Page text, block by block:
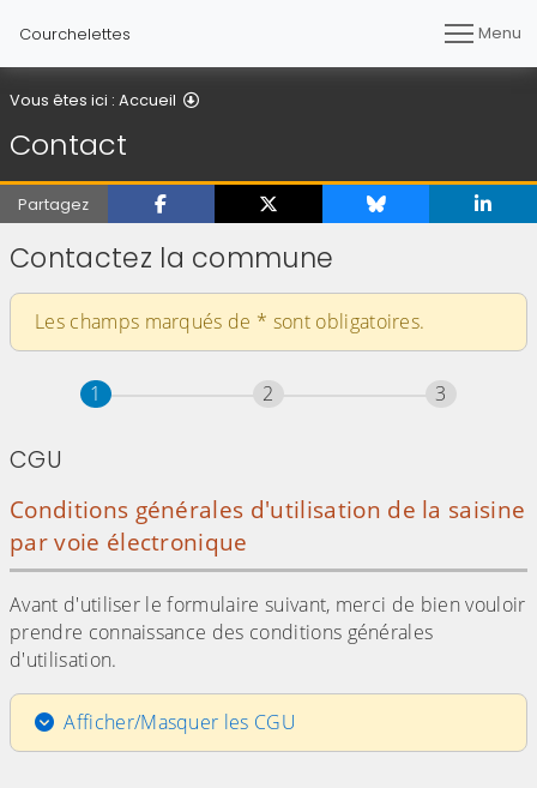
Courchelettes Menu
Vous êtes ici : Accueil
Contact
Partagez
Contactez la commune
Les champs marqués de * sont obligatoires.
Étape
1 sur 3 Étape
2 Étape
3
CGU
Conditions générales d'utilisation de la saisine
par voie électronique
Avant d'utiliser le formulaire suivant, merci de bien vouloir
prendre connaissance des conditions générales
d'utilisation.
Afficher/Masquer les CGU